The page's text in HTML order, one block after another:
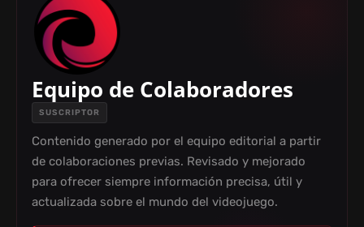
Equipo de Colaboradores
SUSCRIPTOR
Contenido generado por el equipo editorial a partir
de colaboraciones previas. Revisado y mejorado
para ofrecer siempre información precisa, útil y
actualizada sobre el mundo del videojuego.